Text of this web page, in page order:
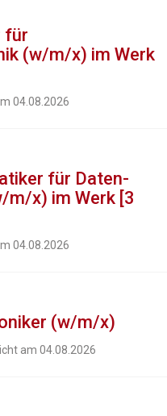
für
(w/m/x) im Werk
04.08.2026
für Daten-
m/x) im Werk [3
04.08.2026
(w/m/x)
am 04.08.2026